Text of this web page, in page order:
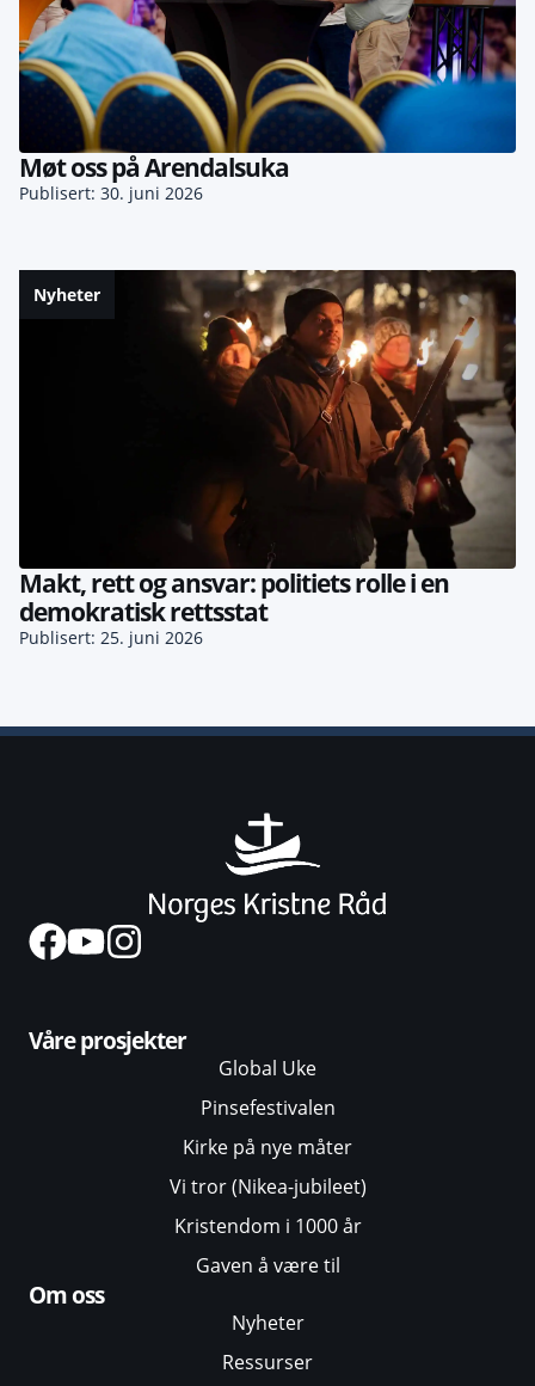
Møt oss på Arendalsuka
Publisert: 30. juni 2026
Nyheter
Makt, rett og ansvar: politiets rolle i en
demokratisk rettsstat
Publisert: 25. juni 2026
Våre prosjekter
Global Uke
Pinsefestivalen
Kirke på nye måter
Vi tror (Nikea-jubileet)
Kristendom i 1000 år
Gaven å være til
Om oss
Nyheter
Ressurser